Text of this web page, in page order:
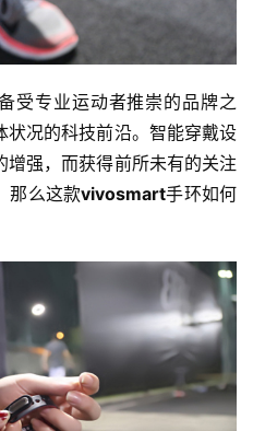
受专业运动者推崇的品牌之
况的科技前沿。智能穿戴设
强，而获得前所未有的关注
那么这款vivosmart手环如何